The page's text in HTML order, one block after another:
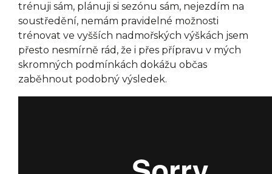
trénuji sám, plánuji si sezónu sám, nejezdím na
soustředění, nemám pravidelné možnosti
trénovat ve vyšších nadmořských výškách jsem
přesto nesmírně rád, že i přes přípravu v mých
skromných podmínkách dokážu občas
zaběhnout podobný výsledek.